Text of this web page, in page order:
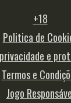
+18
Politica de
e
Termos e
Jogo